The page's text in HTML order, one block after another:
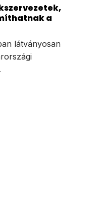
a
látványosan